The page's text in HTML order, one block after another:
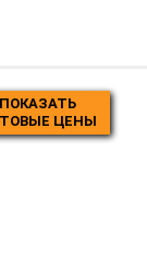
ПОКАЗАТЬ
ЦЕНЫ